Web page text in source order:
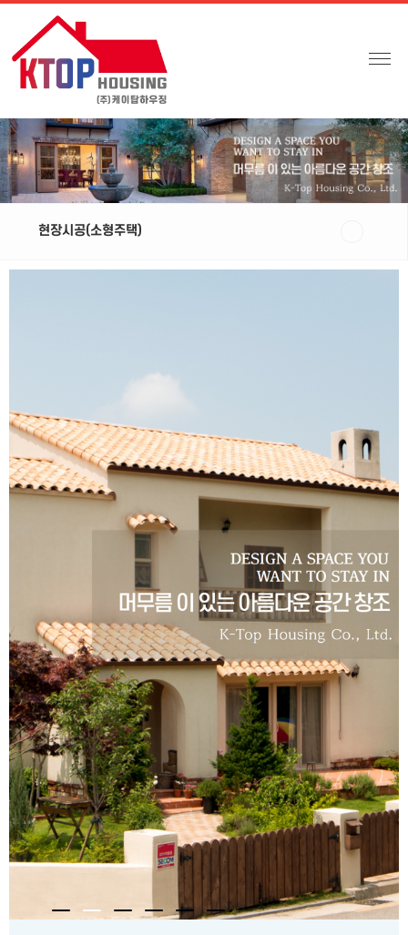
현장시공(소형주택)